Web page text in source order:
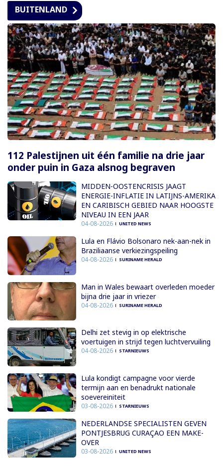
BUITENLAND
112 Palestijnen uit één familie na drie jaar
onder puin in Gaza alsnog begraven
MIDDEN-OOSTENCRISIS JAAGT
ENERGIE-INFLATIE IN LATIJNS-AMERIKA
EN CARIBISCH GEBIED NAAR HOOGSTE
NIVEAU IN EEN JAAR
04-08-2026 UNITED NEWS
Lula en Flávio Bolsonaro nek-aan-nek in
Braziliaanse verkiezingspeiling
04-08-2026 SURINAME HERALD
Man in Wales bewaart overleden moeder
bijna drie jaar in vriezer
04-08-2026 SURINAME HERALD
Delhi zet stevig in op elektrische
voertuigen in strijd tegen luchtvervuiling
04-08-2026 STARNIEUWS
Lula kondigt campagne voor vierde
termijn aan en benadrukt nationale
soevereiniteit
03-08-2026 STARNIEUWS
NEDERLANDSE SPECIALISTEN GEVEN
PONTJESBRUG CURAÇAO EEN MAKE-
OVER
03-08-2026 UNITED NEWS